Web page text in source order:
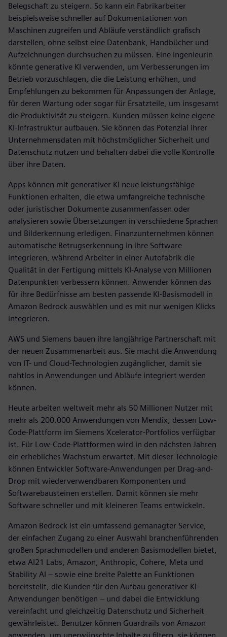
Belegschaft zu steigern. So kann ein Fabrikarbeiter
beispielsweise schneller auf Dokumentationen von
Maschinen zugreifen und Abläufe verständlich grafisch
darstellen, ohne selbst eine Datenbank, Handbücher und
Aufzeichnungen durchsuchen zu müssen. Eine Ingenieurin
könnte generative KI verwenden, um Verbesserungen im
Betrieb vorzuschlagen, die die Leistung erhöhen, und
Empfehlungen zu bekommen für Anpassungen der Anlage,
für deren Wartung oder sogar für Ersatzteile, um insgesamt
die Produktivität zu steigern. Kunden müssen keine eigene
KI-Infrastruktur aufbauen. Sie können das Potenzial ihrer
Unternehmensdaten mit höchstmöglicher Sicherheit und
Datenschutz nutzen und behalten dabei die volle Kontrolle
über ihre Daten.
Apps können mit generativer KI neue leistungsfähige
Funktionen erhalten, die etwa umfangreiche technische
oder juristischer Dokumente zusammenfassen oder
analysieren sowie Übersetzungen in verschiedene Sprachen
und Bilderkennung erledigen. Finanzunternehmen können
automatische Betrugserkennung in ihre Software
integrieren, während Arbeiter in einer Autofabrik die
Qualität in der Fertigung mittels KI-Analyse von Millionen
Datenpunkten verbessern können. Anwender können das
für ihre Bedürfnisse am besten passende KI-Basismodell in
Amazon Bedrock auswählen und es mit nur wenigen Klicks
integrieren.
AWS und Siemens bauen ihre langjährige Partnerschaft mit
der neuen Zusammenarbeit aus. Sie macht die Anwendung
von IT- und Cloud-Technologien zugänglicher, damit sie
nahtlos in Anwendungen und Abläufe integriert werden
können.
Heute arbeiten weltweit mehr als 50 Millionen Nutzer mit
mehr als 200.000 Anwendungen von Mendix, dessen Low-
Code-Plattform im Siemens Xcelerator-Portfolios verfügbar
ist. Für Low-Code-Plattformen wird in den nächsten Jahren
ein erhebliches Wachstum erwartet. Mit dieser Technologie
können Entwickler Software-Anwendungen per Drag-and-
Drop mit wiederverwendbaren Komponenten und
Softwarebausteinen erstellen. Damit können sie mehr
Software schneller und mit kleineren Teams entwickeln.
Amazon Bedrock ist ein umfassend gemanagter Service,
der einfachen Zugang zu einer Auswahl branchenführenden
großen Sprachmodellen und anderen Basismodellen bietet,
etwa AI21 Labs, Amazon, Anthropic, Cohere, Meta und
Stability AI – sowie eine breite Palette an Funktionen
bereitstellt, die Kunden für den Aufbau generativer KI-
Anwendungen benötigen – und dabei die Entwicklung
vereinfacht und gleichzeitig Datenschutz und Sicherheit
gewährleistet. Benutzer können Guardrails von Amazon
anwenden, um unerwünschte Inhalte zu filtern, sie können